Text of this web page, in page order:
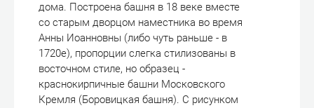
дома. Построена башня в 18 веке вместе
со старым дворцом наместника во время
Анны Иоанновны (либо чуть раньше - в
1720е), пропорции слегка стилизованы в
восточном стиле, но образец -
краснокирпичные башни Московского
Кремля (Боровицкая башня). С рисунком